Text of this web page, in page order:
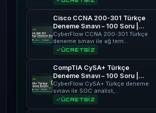
Cisco CCNA 200-301 Türkçe
Deneme Sınavı – 100 Soru |
CyberFlow
CyberFlow CCNA 200-301 Türkçe
deneme sınavı ile ağ tem…
ÜCRETSİZ
CompTIA CySA+ Türkçe
Deneme Sınavı – 100 Soru |
CyberFlow
CyberFlow CySA+ Türkçe deneme
sınavı ile SOC analist,…
ÜCRETSİZ